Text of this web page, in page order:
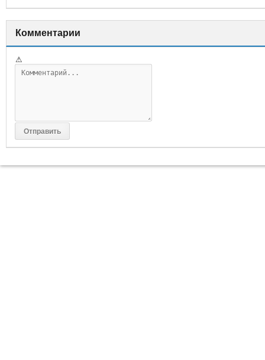
Комментарии
⚠